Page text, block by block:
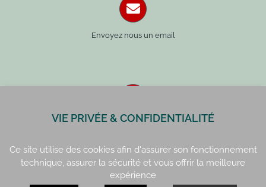
Envoyez nous un email
Paris : 01 42 34 14 59
VIE PRIVÉE & CONFIDENTIALITÉ
Ce site utilise des cookies afin d'assurer son fonctionnement
technique, assurer la sécurité et vous offrir la meilleure
expérience